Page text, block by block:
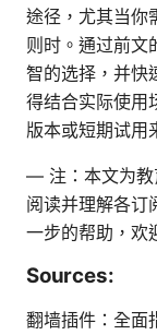
途径，尤其当你
则时。通过前文
智的选择，并快
得结合实际使用
版本或短期试用
— 注：本文为教
阅读并理解各订
一步的帮助，欢
Sources:
翻墙插件：全面